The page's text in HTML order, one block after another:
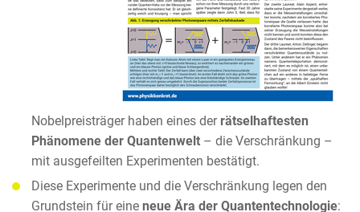
Nobelpreisträger haben eines der rätselhaftesten
Phänomene der Quantenwelt – die Verschränkung –
mit ausgefeilten Experimenten bestätigt.
Diese Experimente und die Verschränkung legen den
Grundstein für eine neue Ära der Quantentechnologie: